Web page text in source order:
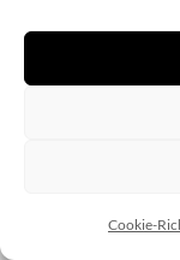
Cookie-
Copyright 2020